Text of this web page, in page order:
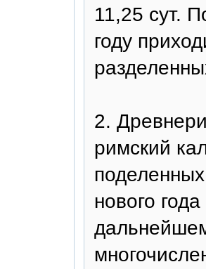
11,25 сут.
году
2.
римский
нового